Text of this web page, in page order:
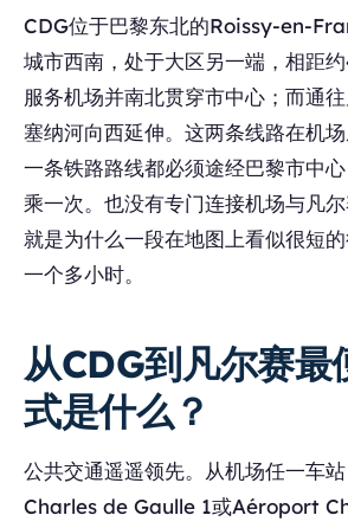
CDG位于巴黎东北的Roissy-en-
城市西南，处于大区另一端，相距
服务机场并南北贯穿市中心；而通
塞纳河向西延伸。这两条线路在机
一条铁路路线都必须途经巴黎市中
乘一次。也没有专门连接机场与凡
就是为什么一段在地图上看似很短
一个多小时。
从CDG到凡尔赛最
式是什么？
公共交通遥遥领先。从机场任一车
Charles de Gaulle 1或Aéroport